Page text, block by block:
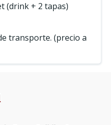
(drink + 2 tapas)
transporte. (precio a